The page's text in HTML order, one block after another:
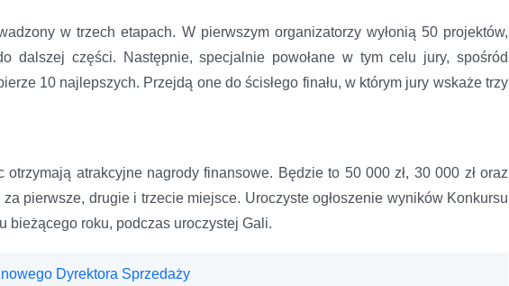
w trzech etapach. W pierwszym organizatorzy wyłonią 50 projektów,
dalszej części. Następnie, specjalnie powołane w tym celu jury, spośród
10 najlepszych. Przejdą one do ścisłego finału, w którym jury wskaże trzy
otrzymają atrakcyjne nagrody finansowe. Będzie to 50 000 zł, 30 000 zł oraz
pierwsze, drugie i trzecie miejsce. Uroczyste ogłoszenie wyników Konkursu
bieżącego roku, podczas uroczystej Gali.
Dyrektora Sprzedaży